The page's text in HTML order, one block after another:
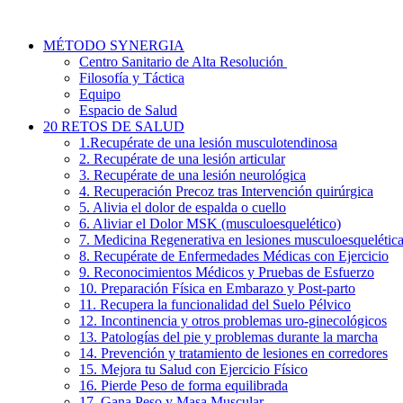
contenidoMÉTODO SYNERGIA
Centro Sanitario de Alta Resolución
Filosofía y Táctica
Equipo
Espacio de Salud
20 RETOS DE SALUD
1.Recupérate de una lesión musculotendinosa
2. Recupérate de una lesión articular
3. Recupérate de una lesión neurológica
4. Recuperación Precoz tras Intervención quirúrgica
5. Alivia el dolor de espalda o cuello
6. Aliviar el Dolor MSK (musculoesquelético)
7. Medicina Regenerativa en lesiones
8. Recupérate de Enfermedades Médicas con Ejercicio
9. Reconocimientos Médicos y Pruebas de Esfuerzo
10. Preparación Física en Embarazo y Post-parto
11. Recupera la funcionalidad del Suelo Pélvico
12. Incontinencia y otros problemas uro-ginecológicos
13. Patologías del pie y problemas durante la marcha
14. Prevención y tratamiento de lesiones en corredores
15. Mejora tu Salud con Ejercicio Físico
16. Pierde Peso de forma equilibrada